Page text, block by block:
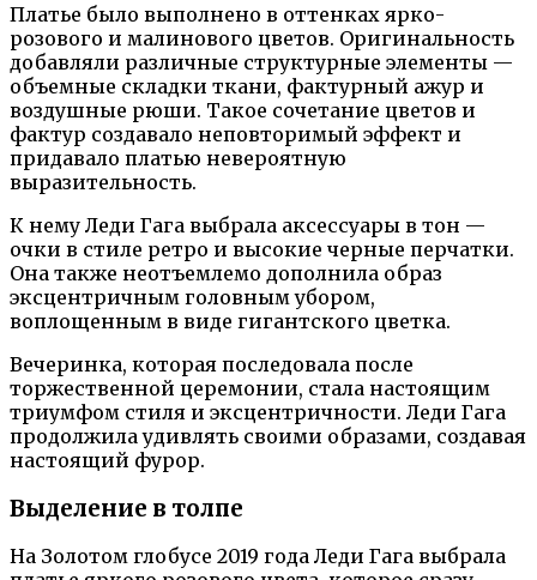
Платье было выполнено в оттенках ярко-
розового и малинового цветов. Оригинальность
добавляли различные структурные элементы —
объемные складки ткани, фактурный ажур и
воздушные рюши. Такое сочетание цветов и
фактур создавало неповторимый эффект и
придавало платью невероятную
выразительность.
К нему Леди Гага выбрала аксессуары в тон —
очки в стиле ретро и высокие черные перчатки.
Она также неотъемлемо дополнила образ
эксцентричным головным убором,
воплощенным в виде гигантского цветка.
Вечеринка, которая последовала после
торжественной церемонии, стала настоящим
триумфом стиля и эксцентричности. Леди Гага
продолжила удивлять своими образами, создавая
настоящий фурор.
Выделение в толпе
На Золотом глобусе 2019 года Леди Гага выбрала